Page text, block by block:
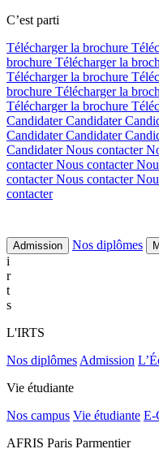
C’est parti
Télécharger la brochure
brochure Télécharger la
Télécharger la brochure
brochure Télécharger la
Télécharger la brochure
CandidaterCandidater
CandidaterCandidater
CandidaterNous contacter
contacterNous contacter
contacterNous contacter
contacter
Admission Nos diplômes
i
r
t
s
L'IRTS
Nos diplômes Admission
Vie étudiante
Nos campus Vie étudiante E-
AFRIS Paris Parmentier